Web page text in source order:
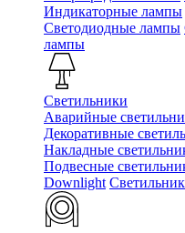
Индикаторные лампы
Светодиодные лампы
лампы
Светильники
Аварийные
Декоративные
Накладные
Подвесные
Downlight